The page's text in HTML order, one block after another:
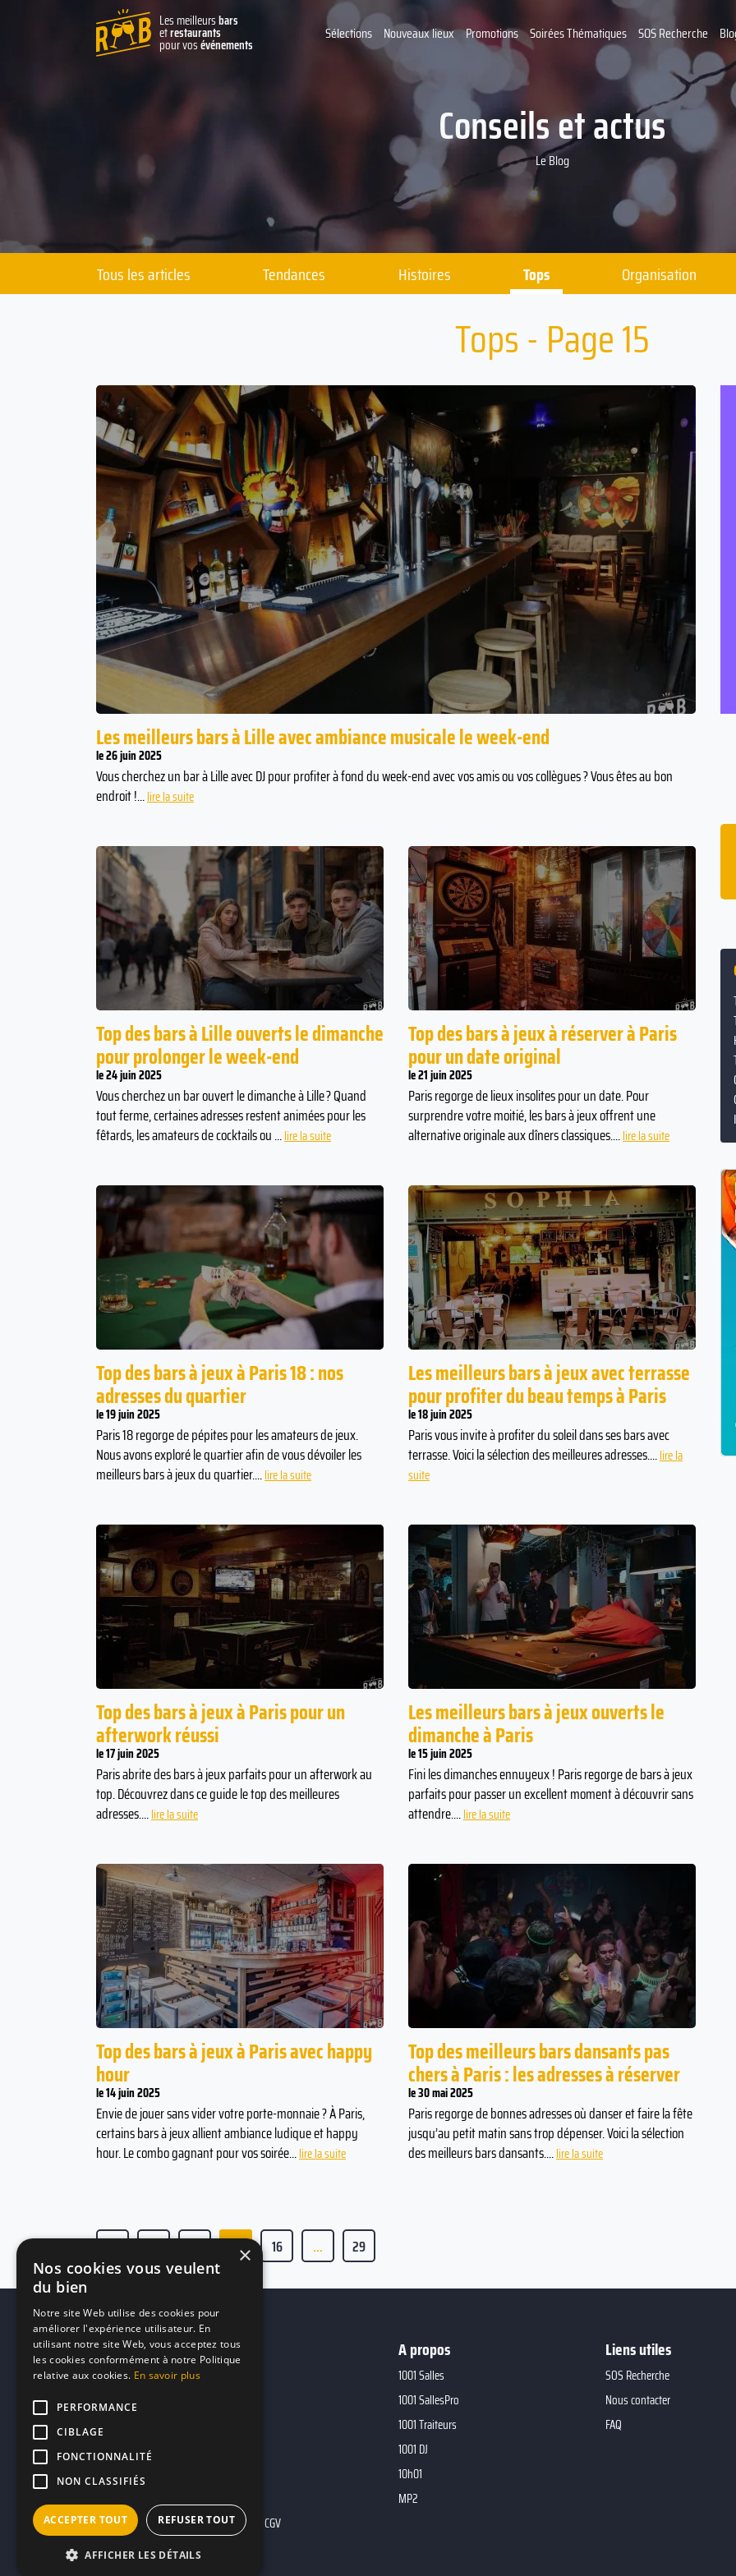
Les meilleursbars
etrestaurants
pour vosévénements
Sélections Nouveaux lieux Promotions Soirées Thématiques SOS Recherche
Conseils et actus
Le Blog
Tous les articles Tendances Histoires Tops Organisation
Tops - Page 15
Les meilleurs bars à Lille avec ambiance musicale le week-end
le 26 juin 2025
Vous cherchez un bar à Lille avec DJ pour profiter à fond du week-end avec vos amis ou vos collègues ? Vous êtes au bon
endroit !...lire la suite
Top des bars à Lille ouverts le dimanche
pour prolonger le week-end
le 24 juin 2025
Vous cherchez un bar ouvert le dimanche à Lille ? Quand
tout ferme, certaines adresses restent animées pour les
fêtards, les amateurs de cocktails ou ...lire la suite
Top des bars à jeux à réserver à Paris
pour un date original
le 21 juin 2025
Paris regorge de lieux insolites pour un date. Pour
surprendre votre moitié, les bars à jeux offrent une
alternative originale aux dîners classiques....lire la suite
Top des bars à jeux à Paris 18 : nos
adresses du quartier
le 19 juin 2025
Paris 18 regorge de pépites pour les amateurs de jeux.
Nous avons exploré le quartier afin de vous dévoiler les
meilleurs bars à jeux du quartier....lire la suite
Les meilleurs bars à jeux avec terrasse
pour profiter du beau temps à Paris
le 18 juin 2025
Paris vous invite à profiter du soleil dans ses bars avec
terrasse. Voici la sélection des meilleures adresses....lire la
suite
Top des bars à jeux à Paris pour un
afterwork réussi
le 17 juin 2025
Paris abrite des bars à jeux parfaits pour un afterwork au
top. Découvrez dans ce guide le top des meilleures
adresses....lire la suite
Les meilleurs bars à jeux ouverts le
dimanche à Paris
le 15 juin 2025
Fini les dimanches ennuyeux ! Paris regorge de bars à jeux
parfaits pour passer un excellent moment à découvrir sans
attendre....lire la suite
Top des bars à jeux à Paris avec happy
hour
le 14 juin 2025
Envie de jouer sans vider votre porte-monnaie ? À Paris,
certains bars à jeux allient ambiance ludique et happy
hour. Le combo gagnant pour vos soirée...lire la suite
Top des meilleurs bars dansants pas
chers à Paris : les adresses à réserver
le 30 mai 2025
Paris regorge de bonnes adresses où danser et faire la fête
jusqu’au petit matin sans trop dépenser. Voici la sélection
des meilleurs bars dansants....lire la suite
15 16 ... 29
La consommation d’alcool ne réchauffe
pas : au contraire, elle accentue le
refroidissement de l'organisme à moyen
terme.
16% des couples se sont rencontrés dans
un bar ou une boîte de nuit.
Mentions légales CGU CGV
A propos
1001 Salles
1001 SallesPro
1001 Traiteurs
1001 DJ
10h01
MP2
Liens utiles
SOS Recherche
Nous contacter
FAQ
×
Nos cookies vous veulent
du bien
Notre site Web utilise des cookies pour
améliorer l'expérience utilisateur. En
utilisant notre site Web, vous acceptez tous
les cookies conformément à notre Politique
relative aux cookies. En savoir plus
PERFORMANCE
CIBLAGE
FONCTIONNALITÉ
NON CLASSIFIÉS
ACCEPTER TOUT REFUSER TOUT
AFFICHER LES DÉTAILS